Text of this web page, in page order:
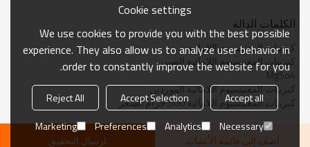
الكلمات الدالة
كبريتات المغنيسيوم اللامائية
كبريتات المغنيسيوم اللامائية الصين
MgSo4
كبريتات المغنيسيوم اللامائية الموردين
كبريتات المغنيسيوم اللامائية 500 جرام السعر
أضف إلى قائمة الأمنيات ارسال التحقيق
Cookie settings
We use cookies to provide you with the best possible
experience. They also allow us to analyze user behavior in
order to constantly improve the website for you.
Accept all
Accept Selection
Reject All
Necessary
Analytics
Preferences
Marketing